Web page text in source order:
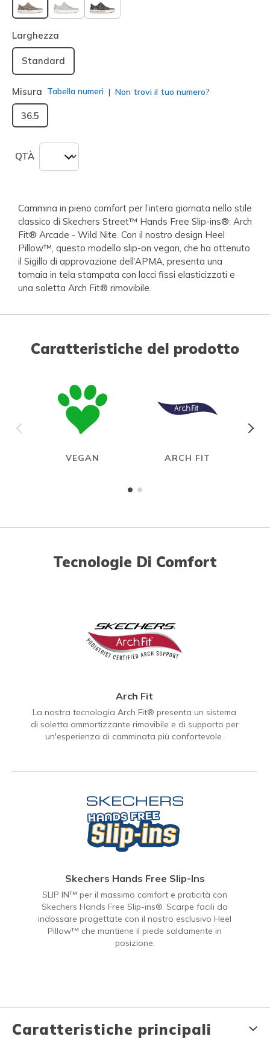
selezionato
Larghezza
Standard
Misura Tabella numeri Non trovi il tuo numero?
36.5
QTÀ
Cammina in pieno comfort per l’intera giornata nello stile
classico di Skechers Street™ Hands Free Slip-ins®: Arch
Fit® Arcade - Wild Nite. Con il nostro design Heel
Pillow™, questo modello slip-on vegan, che ha ottenuto
il Sigillo di approvazione dell’APMA, presenta una
tomaia in tela stampata con lacci fissi elasticizzati e
una soletta Arch Fit® rimovibile.
Caratteristiche del prodotto
VEGAN ARCH FIT
Tecnologie Di Comfort
Arch Fit
La nostra tecnologia Arch Fit® presenta un sistema
di soletta ammortizzante rimovibile e di supporto per
un'esperienza di camminata più confortevole.
Skechers Hands Free Slip-Ins
SLIP IN™ per il massimo comfort e praticità con
Skechers Hands Free Slip-ins®. Scarpe facili da
indossare progettate con il nostro esclusivo Heel
Pillow™ che mantiene il piede saldamente in
posizione.
Caratteristiche principali